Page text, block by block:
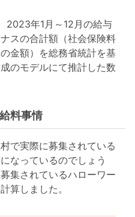
2023年1月～12月の給与
スの合計額（社会保険料
金額）を総務省統計を基
のモデルにて推計した数
料事情
で実際に募集されている
なっているのでしょう
集されているハローワー
算しました。